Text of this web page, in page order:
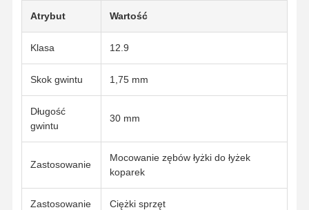
Atrybut Wartość
Klasa 12.9
Skok gwintu 1,75 mm
Długość
gwintu
30 mm
Zastosowanie
Mocowanie zębów łyżki do łyżek
koparek
Zastosowanie Ciężki sprzęt